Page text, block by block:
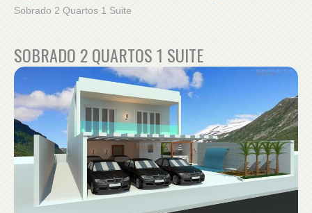
Sobrado 2 Quartos 1 Suite
SOBRADO 2 QUARTOS 1 SUITE